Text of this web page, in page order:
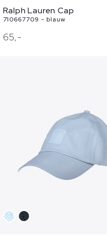
Ralph Lauren Cap
710667709 - blauw
65,-